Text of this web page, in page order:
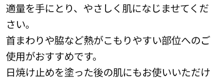
適量を手にとり、やさしく肌になじませてくだ
さい。
首まわりや脇など熱がこもりやすい部位へのご
使用がおすすめです。
日焼け止めを塗った後の肌にもお使いいただけ